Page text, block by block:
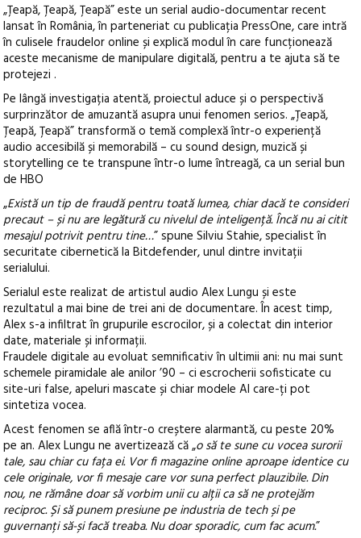
„Țeapă, Țeapă, Țeapă” este un serial audio-documentar recent
lansat în România, în parteneriat cu publicația PressOne, care intră
în culisele fraudelor online și explică modul în care funcționează
aceste mecanisme de manipulare digitală, pentru a te ajuta să te
protejezi .
Pe lângă investigația atentă, proiectul aduce și o perspectivă
surprinzător de amuzantă asupra unui fenomen serios. „Țeapă,
Țeapă, Țeapă” transformă o temă complexă într-o experiență
audio accesibilă și memorabilă – cu sound design, muzică și
storytelling ce te transpune într-o lume întreagă, ca un serial bun
de HBO
„Există un tip de fraudă pentru toată lumea, chiar dacă te consideri
precaut – și nu are legătură cu nivelul de inteligență. Încă nu ai citit
mesajul potrivit pentru tine…” spune Silviu Stahie, specialist în
securitate cibernetică la Bitdefender, unul dintre invitații
serialului.
Serialul este realizat de artistul audio Alex Lungu și este
rezultatul a mai bine de trei ani de documentare. În acest timp,
Alex s-a infiltrat în grupurile escrocilor, și a colectat din interior
date, materiale și informații.
Fraudele digitale au evoluat semnificativ în ultimii ani: nu mai sunt
schemele piramidale ale anilor ’90 – ci escrocherii sofisticate cu
site-uri false, apeluri mascate și chiar modele AI care-ți pot
sintetiza vocea.
Acest fenomen se află într-o creștere alarmantă, cu peste 20%
pe an. Alex Lungu ne avertizează că „o să te sune cu vocea surorii
tale, sau chiar cu fața ei. Vor fi magazine online aproape identice cu
cele originale, vor fi mesaje care vor suna perfect plauzibile. Din
nou, ne rămâne doar să vorbim unii cu alții ca să ne protejăm
reciproc. Și să punem presiune pe industria de tech și pe
guvernanți să-și facă treaba. Nu doar sporadic, cum fac acum.”